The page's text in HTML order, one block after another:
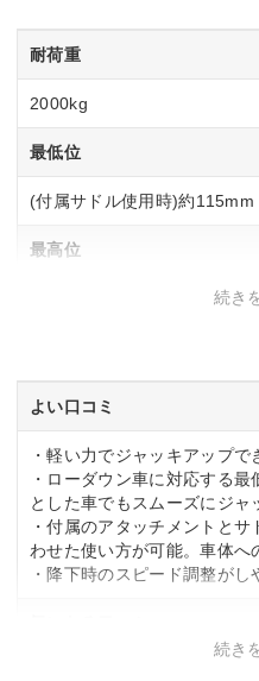
耐荷重
2000kg
最低位
(付属サドル使用時)約115mm
最高位
(付属サドル使用時)約365mm
ー
続き
よい口コミ
・軽い力でジャッキアップで
・ローダウン車に対応する
とした車でもスムーズにジャ
・付属のアタッチメントと
わせた使い方が可能。車体へ
・降下時のスピード調整がし
続き